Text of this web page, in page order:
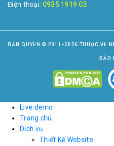
Điện thoại: 0935 1919 03
BẢN QUYỀN © 2011-2026 THUỘC VỀ
BẢO
Live demo
Trang chủ
Dịch vụ
Thiết Kế Website